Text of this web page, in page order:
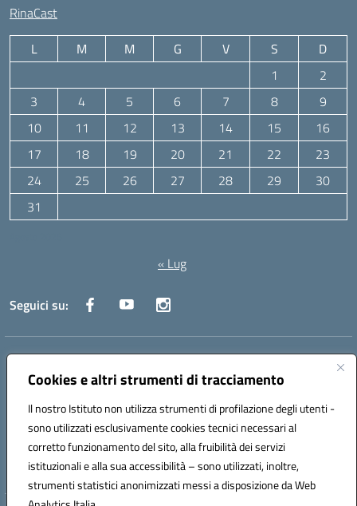
Cookies e altri strumenti di tracciamento
Il nostro Istituto non utilizza strumenti di profilazione degli utenti -
sono utilizzati esclusivamente cookies tecnici necessari al
corretto funzionamento del sito, alla fruibilità dei servizi
istituzionali e alla sua accessibilità – sono utilizzati, inoltre,
strumenti statistici anonimizzati messi a disposizione da Web
RinaCast
L M M G V S
D
1
2
3
4 5 6 7 8
9
10
11 12 13 14 15
16
17
18 19 20 21 22
23
24
25 26 27 28 29
30
31
« Lug
Seguici su:
Indirizzo:Via Canale 1, Ancona
Centralino:071 204723 Email:anpc010006@istruzione.it
Codice fiscale: 93020970427
Codice meccanografico:
ANPC010006
Codice unico di fatturazione (CUF): UFBE6V